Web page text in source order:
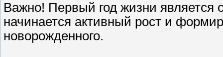
Важно! Первый год жизни
начинается активный рост и
новорожденного.